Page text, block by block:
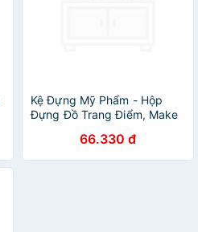
Kệ Đựng Mỹ Phẩm - Hộp
Đựng Đồ Trang Điểm, Make
Ngăn Cao Cấp
66.330 đ